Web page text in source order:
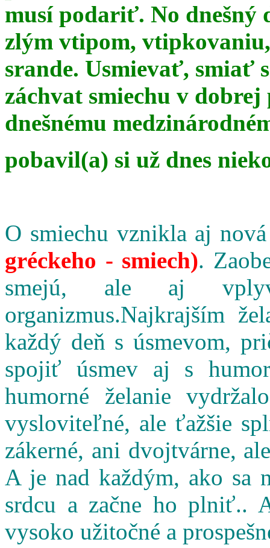
musí podariť. No dnešný
zlým vtipom,
srande. Usmievať, smiať
záchvat smiechu v
dnešnému
pobavil(a) si už dnes
O smiechu vznikla aj
gréckeho - smiech).
smejú, ale aj
organizmus.Najkrajším
každý deň s úsmevom,
spojiť úsmev aj s
humorné želanie
vysloviteľné, ale ťažšie
zákerné, ani dvojtvárne,
A je nad každým, ako sa
srdcu a začne ho plniť..
vysoko užitočné a